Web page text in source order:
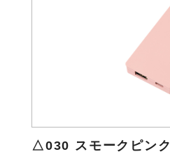
△030 スモークピンク